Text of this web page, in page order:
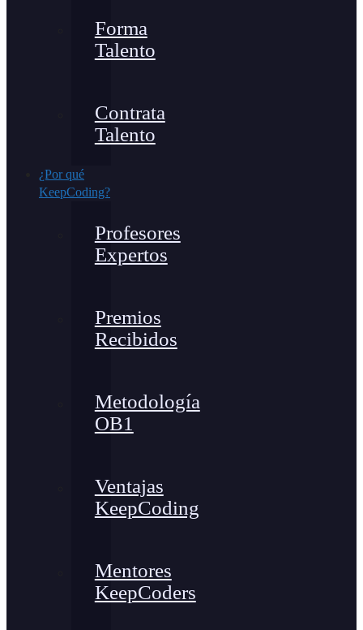
Forma
Talento
Contrata
Talento
¿Por qué
KeepCoding?
Profesores
Expertos
Premios
Recibidos
Metodología
OB1
Ventajas
KeepCoding
Mentores
KeepCoders